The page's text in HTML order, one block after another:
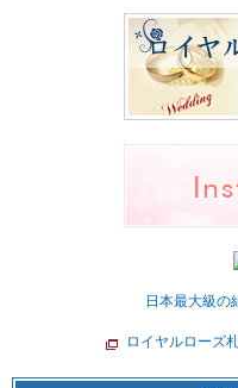
日本最大級の
ロイヤルローズ